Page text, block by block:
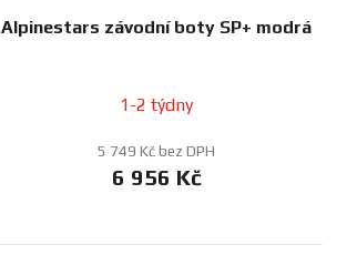
Alpinestars závodní boty SP+ modrá
1-2 týdny
5 749 Kč bez DPH
6 956 Kč